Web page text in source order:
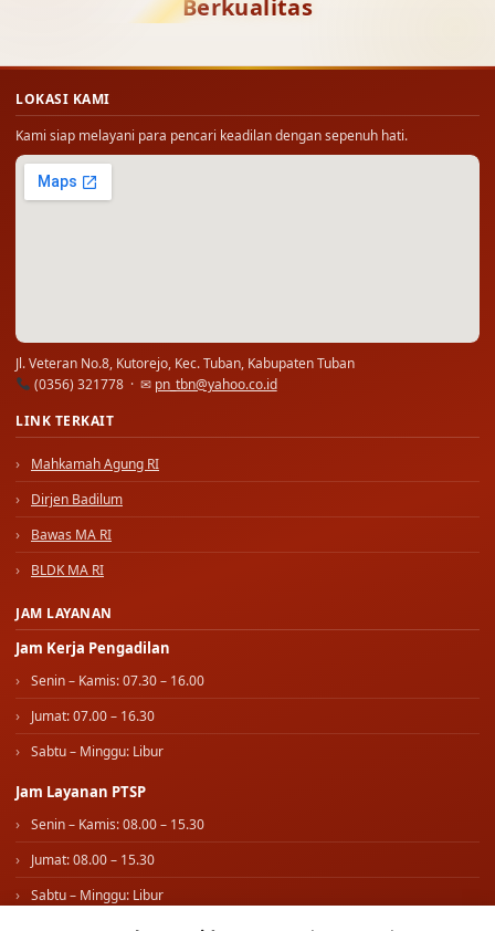
LOKASI KAMI
Kami siap melayani para pencari keadilan dengan sepenuh hati.
Jl. Veteran No.8, Kutorejo, Kec. Tuban, Kabupaten Tuban
(0356) 321778 · ✉pn_tbn@yahoo.co.id
LINK TERKAIT
Mahkamah Agung RI
Dirjen Badilum
Bawas MA RI
BLDK MA RI
Jam Kerja Pengadilan
Senin – Kamis: 07.30 – 16.00
Jumat: 07.00 – 16.30
Sabtu – Minggu: Libur
Jam Layanan PTSP
Senin – Kamis: 08.00 – 15.30
Jumat: 08.00 – 15.30
Sabtu – Minggu: Libur